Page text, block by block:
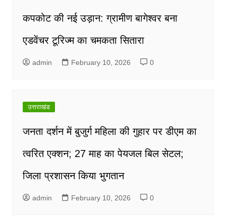
कपकोट की नई उड़ान: ग्रामीण बागेश्वर बना
एडवेंचर टूरिज्म का चमकता सितारा
admin February 10, 2026 0
उत्तराखंड
जनता दर्शन में बुजुर्ग महिला की गुहार पर डीएम का
त्वरित एक्शन; 27 माह का पेयजल बिल सेटल;
जिला प्रशासन किया भुगतान
admin February 10, 2026 0